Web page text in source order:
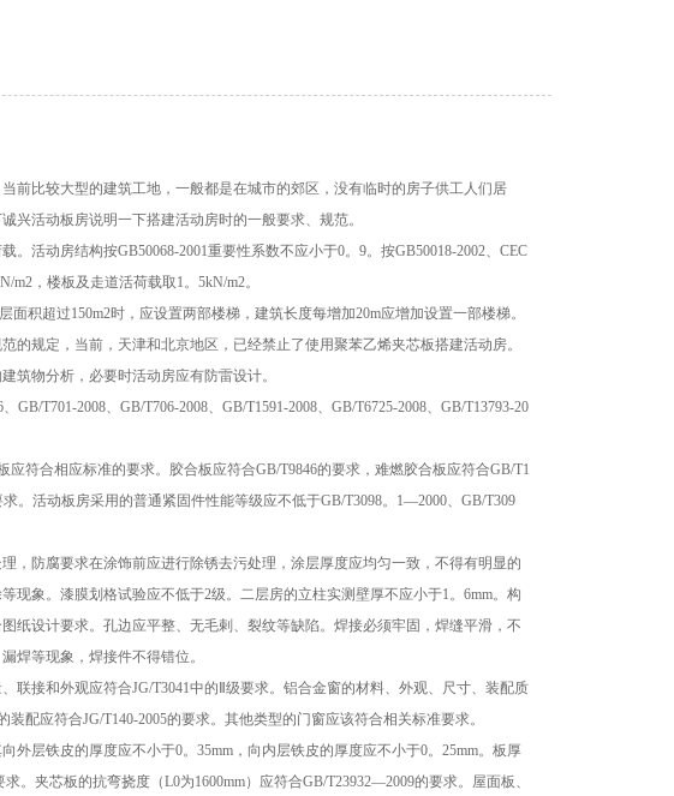
前比较大型的建筑工地，一般都是在城市的郊区，没有临时的房子供工人们居
兴活动板房说明一下搭建活动房时的一般要求、规范。
活动房结构按GB50068-2001重要性系数不应小于0。9。按GB50018-2002、CEC
m2，楼板及走道活荷载取1。5kN/m2。
积超过150m2时，应设置两部楼梯，建筑长度每增加20m应增加设置一部楼梯。
的规定，当前，天津和北京地区，已经禁止了使用聚苯乙烯夹芯板搭建活动房。
筑物分析，必要时活动房应有防雷设计。
T701-2008、GB/T706-2008、GB/T1591-2008、GB/T6725-2008、GB/T13793-20
符合相应标准的要求。胶合板应符合GB/T9846的要求，难燃胶合板应符合GB/T1
。活动板房采用的普通紧固件性能等级应不低于GB/T3098。1—2000、GB/T309
，防腐要求在涂饰前应进行除锈去污处理，涂层厚度应均匀一致，不得有明显的
现象。漆膜划格试验应不低于2级。二层房的立柱实测壁厚不应小于1。6mm。构
纸设计要求。孔边应平整、无毛剌、裂纹等缺陷。焊接必须牢固，焊缝平滑，不
焊等现象，焊接件不得错位。
联接和外观应符合JG/T3041中的Ⅱ级要求。铝合金窗的材料、外观、尺寸、装配质
配应符合JG/T140-2005的要求。其他类型的门窗应该符合相关标准要求。
外层铁皮的厚度应不小于0。35mm，向内层铁皮的厚度应不小于0。25mm。板厚
。夹芯板的抗弯挠度（L0为1600mm）应符合GB/T23932—2009的要求。屋面板、